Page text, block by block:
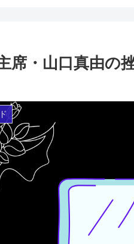
席・山口真由の